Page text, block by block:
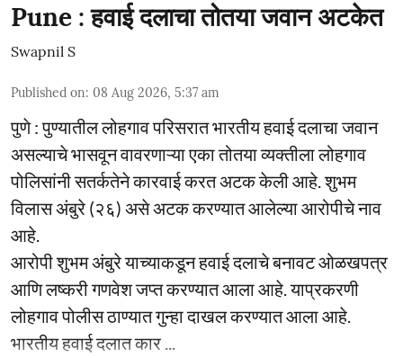
Pune : हवाई दलाचा तोतया जवान अटकेत
Swapnil S
Published on: 08 Aug 2026, 5:37 am
पुणे : पुण्यातील लोहगाव परिसरात भारतीय हवाई दलाचा जवान
असल्याचे भासवून वावरणाऱ्या एका तोतया व्यक्तीला लोहगाव
पोलिसांनी सतर्कतेने कारवाई करत अटक केली आहे. शुभम
विलास अंबुरे (२६) असे अटक करण्यात आलेल्या आरोपीचे नाव
आहे.
आरोपी शुभम अंबुरे याच्याकडून हवाई दलाचे बनावट ओळखपत्र
आणि लष्करी गणवेश जप्त करण्यात आला आहे. याप्रकरणी
लोहगाव पोलीस ठाण्यात गुन्हा दाखल करण्यात आला आहे.
भारतीय हवाई दलात कार ...